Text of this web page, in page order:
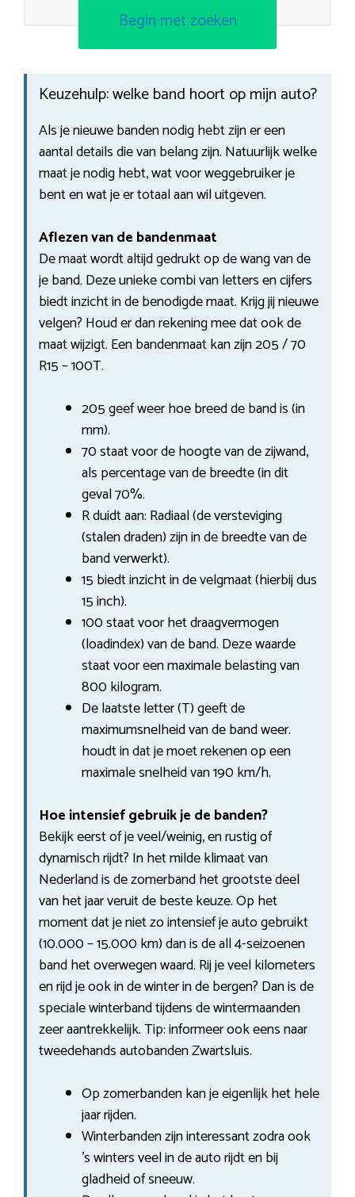
Begin met zoeken
Keuzehulp: welke band hoort op mijn auto?
Als je nieuwe banden nodig hebt zijn er een
aantal details die van belang zijn. Natuurlijk welke
maat je nodig hebt, wat voor weggebruiker je
bent en wat je er totaal aan wil uitgeven.
Aflezen van de bandenmaat
De maat wordt altijd gedrukt op de wang van de
je band. Deze unieke combi van letters en cijfers
biedt inzicht in de benodigde maat. Krijg jij nieuwe
velgen? Houd er dan rekening mee dat ook de
maat wijzigt. Een bandenmaat kan zijn 205 / 70
R15 – 100T.
205 geef weer hoe breed de band is (in
mm).
70 staat voor de hoogte van de zijwand,
als percentage van de breedte (in dit
geval 70%.
R duidt aan: Radiaal (de versteviging
(stalen draden) zijn in de breedte van de
band verwerkt).
15 biedt inzicht in de velgmaat (hierbij dus
15 inch).
100 staat voor het draagvermogen
(loadindex) van de band. Deze waarde
staat voor een maximale belasting van
800 kilogram.
De laatste letter (T) geeft de
maximumsnelheid van de band weer.
houdt in dat je moet rekenen op een
maximale snelheid van 190 km/h.
Hoe intensief gebruik je de banden?
Bekijk eerst of je veel/weinig, en rustig of
dynamisch rijdt? In het milde klimaat van
Nederland is de zomerband het grootste deel
van het jaar veruit de beste keuze. Op het
moment dat je niet zo intensief je auto gebruikt
(10.000 – 15.000 km) dan is de all 4-seizoenen
band het overwegen waard. Rij je veel kilometers
en rijd je ook in de winter in de bergen? Dan is de
speciale winterband tijdens de wintermaanden
zeer aantrekkelijk. Tip: informeer ook eens naar
tweedehands autobanden Zwartsluis.
Op zomerbanden kan je eigenlijk het hele
jaar rijden.
Winterbanden zijn interessant zodra ook
’s winters veel in de auto rijdt en bij
gladheid of sneeuw.